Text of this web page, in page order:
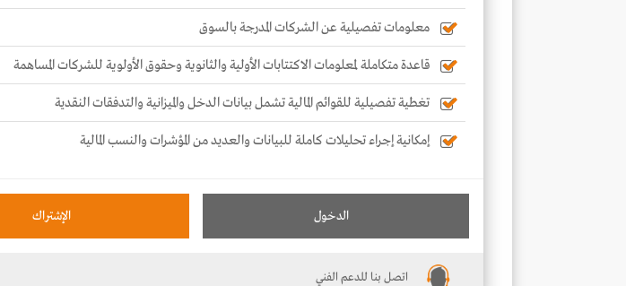
معلومات تفصيلية عن الشركات المدرجة بالسوق
قاعدة متكاملة لمعلومات الاكتتابات الأولية والثانوية وحقوق الأولوية للشركات المساهمة
تغطية تفصيلية للقوائم المالية تشمل بيانات الدخل والميزانية والتدفقات النقدية
إمكانية إجراء تحليلات كاملة للبيانات والعديد من المؤشرات والنسب المالية
الدخول الإشتراك
اتصل بنا للدعم الفني